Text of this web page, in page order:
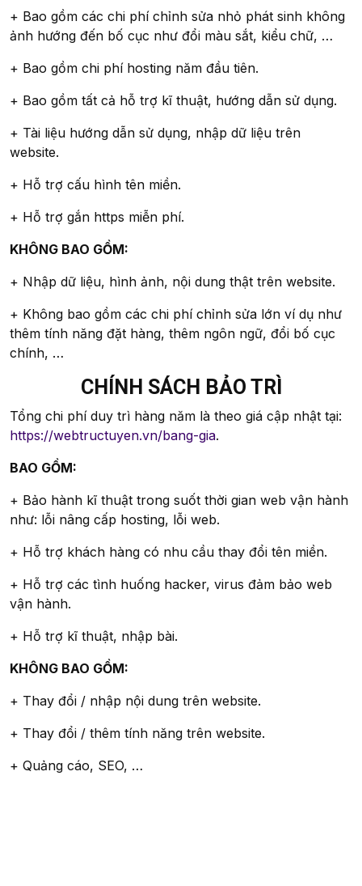
+ Bao gồm các chi phí chỉnh sửa nhỏ phát sinh không
ảnh hướng đến bố cục như đổi màu sắt, kiểu chữ, …
+ Bao gồm chi phí hosting năm đầu tiên.
+ Bao gồm tất cả hỗ trợ kĩ thuật, hướng dẫn sử dụng.
+ Tài liệu hướng dẫn sử dụng, nhập dữ liệu trên
website.
+ Hỗ trợ cấu hình tên miền.
+ Hỗ trợ gắn https miễn phí.
KHÔNG BAO GỒM:
+ Nhập dữ liệu, hình ảnh, nội dung thật trên website.
+ Không bao gồm các chi phí chỉnh sửa lớn ví dụ như
thêm tính năng đặt hàng, thêm ngôn ngữ, đổi bố cục
chính, …
CHÍNH SÁCH BẢO TRÌ
Tổng chi phí duy trì hàng năm là theo giá cập nhật tại:
https://webtructuyen.vn/bang-gia.
BAO GỒM:
+ Bảo hành kĩ thuật trong suốt thời gian web vận hành
như: lỗi nâng cấp hosting, lỗi web.
+ Hỗ trợ khách hàng có nhu cầu thay đổi tên miền.
+ Hỗ trợ các tình huống hacker, virus đảm bảo web
vận hành.
+ Hỗ trợ kĩ thuật, nhập bài.
KHÔNG BAO GỒM:
+ Thay đổi / nhập nội dung trên website.
+ Thay đổi / thêm tính năng trên website.
+ Quảng cáo, SEO, …